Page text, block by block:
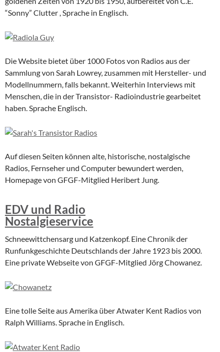
“Sonny” Clutter , Sprache in Englisch.
Die Website bietet über 1000 Fotos von Radios aus der
Sammlung von Sarah Lowrey, zusammen mit Hersteller- und
Modellnummern, falls bekannt. Weiterhin Interviews mit
Menschen, die in der Transistor- Radioindustrie gearbeitet
haben. Sprache Englisch.
Auf diesen Seiten können alte, historische, nostalgische
Radios, Fernseher und Computer bewundert werden,
Homepage von GFGF-Mitglied Heribert Jung.
EDV und Radio
Nostalgieservice
Schneewittchensarg und Katzenkopf. Eine Chronik der
Runfunkgeschichte Deutschlands der Jahre 1923 bis 2000.
Eine private Webseite von GFGF-Mitglied Jörg Chowanez.
Eine tolle Seite aus Amerika über Atwater Kent Radios von
Ralph Williams. Sprache in Englisch.